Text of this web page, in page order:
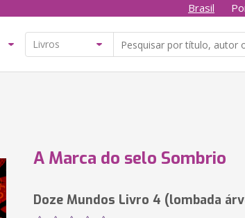
Brasil
A Marca do selo Sombrio
Doze Mundos Livro 4 (lombada